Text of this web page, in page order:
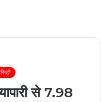
से 7.98